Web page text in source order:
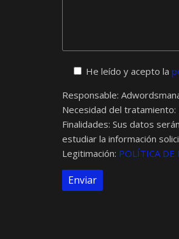
He leído y acepto la
Responsable:
Necesidad del tratamiento:
Finalidades: Sus datos
estudiar la información
Legitimación: POLÍTICA DE